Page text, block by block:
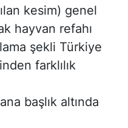
kesim) genel
hayvan refahı
şekli Türkiye
farklılık
başlık altında